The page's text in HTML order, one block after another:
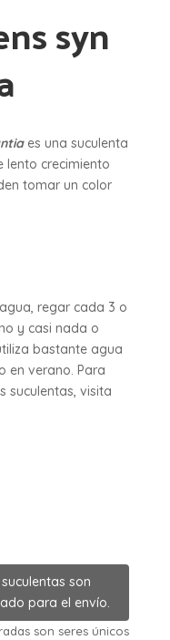
syn
es una suculenta
lento crecimiento
tomar un color
regar cada 3 o
y casi nada o
bastante agua
en verano. Para
suculentas, visita
son
para el envío.
son seres únicos